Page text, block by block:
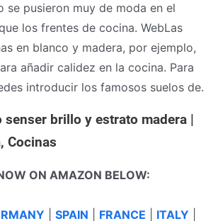
se pusieron muy de moda en el
los frentes de cocina. WebLas
en blanco y madera, por ejemplo,
añadir calidez en la cocina. Para
introducir los famosos suelos de.
brillo y estrato madera |
Cocinas
ON AMAZON BELOW:
SPAIN FRANCE ITALY